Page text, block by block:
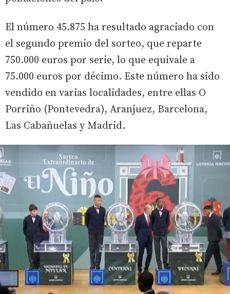
El número 45.875 ha resultado agraciado con
el segundo premio del sorteo, que reparte
750.000 euros por serie, lo que equivale a
75.000 euros por décimo. Este número ha sido
vendido en varias localidades, entre ellas O
Porriño (Pontevedra), Aranjuez, Barcelona,
Las Cabañuelas y Madrid.